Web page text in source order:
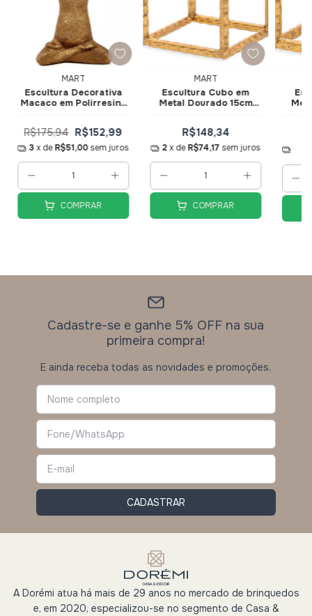
MART
Escultura Decorativa
Macaco em Polirresina
R$175,94 R$152,99
3x deR$51,00 sem juros
COMPRAR
MART
Escultura Cubo em
Metal Dourado 15cm
R$148,34
2 x deR$74,17 sem juros
COMPRAR
Cadastre-se e ganhe 5% OFF na sua
primeira compra!
E ainda receba todas as novidades e promoções.
A Dorémi atua há mais de 29 anos no mercado de brinquedos
e, em 2020, especializou-se no segmento de Casa &